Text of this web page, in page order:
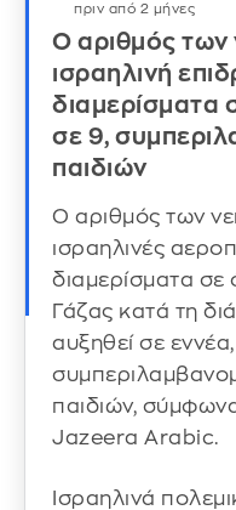
πριν από 2 μήνες
Ο αριθμός των
ισραηλινή
διαμερίσματα
σε 9,
παιδιών
Ο αριθμός των
ισραηλινές
διαμερίσματα σε
Γάζας κατά τη
αυξηθεί σε εννέα,
παιδιών,
Jazeera Arabic.
Ισραηλινά